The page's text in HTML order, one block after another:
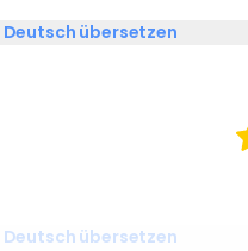
Deutsch übersetzen
Deutsch übersetzen